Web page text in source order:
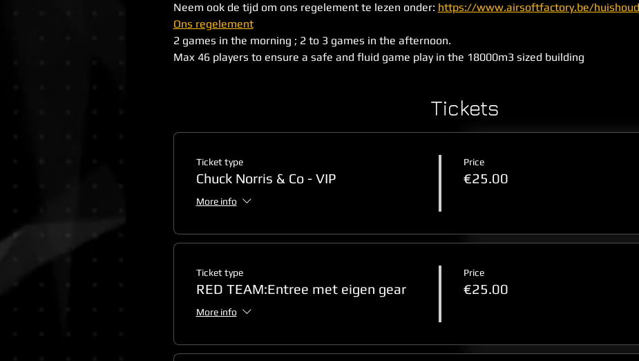
Neem ook de tijd om ons regelement te lezen onder: https://www.airsoftfactory.be/
Ons regelement
2 games in the morning ; 2 to 3 games in the afternoon.
Max 46 players to ensure a safe and fluid game play in the 18000m3 sized building
Tickets
Ticket type
Chuck Norris & Co - VIP
More info
Price
€25.00
Ticket type
RED TEAM:Entree met eigen gear
More info
Price
€25.00